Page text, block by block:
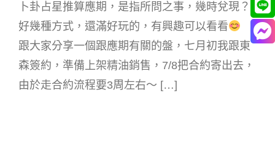
卜卦占星推算應期，是指所問之事，幾時兌現？
好幾種方式，還滿好玩的，有興趣可以看看
跟大家分享一個跟應期有關的盤，七月初我跟東
森簽約，準備上架精油銷售，7/8把合約寄出去，
由於走合約流程要3周左右～ […]